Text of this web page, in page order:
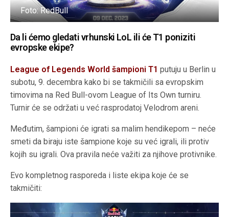
Foto: RedBull
Da li ćemo gledati vrhunski LoL ili će T1 poniziti
evropske ekipe?
League of Legends World šampioni T1 putuju u Berlin u
subotu, 9. decembra kako bi se takmičili sa evropskim
timovima na Red Bull-ovom League of Its Own turniru.
Turnir će se održati u već rasprodatoj Velodrom areni.
Međutim, šampioni će igrati sa malim hendikepom – neće
smeti da biraju iste šampione koje su već igrali, ili protiv
kojih su igrali. Ova pravila neće važiti za njihove protivnike.
Evo kompletnog rasporeda i liste ekipa koje će se
takmičiti: